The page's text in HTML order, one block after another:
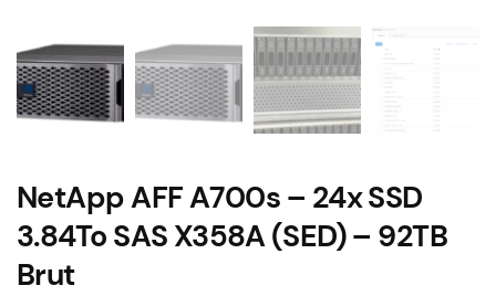
NetApp AFF A700s – 24x SSD
3.84To SAS X358A (SED) – 92TB
Brut